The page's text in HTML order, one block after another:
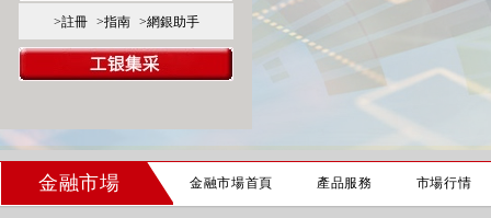
>註冊 >指南 >網銀助手
金融市場 金融市場首頁 產品服務 市場行情